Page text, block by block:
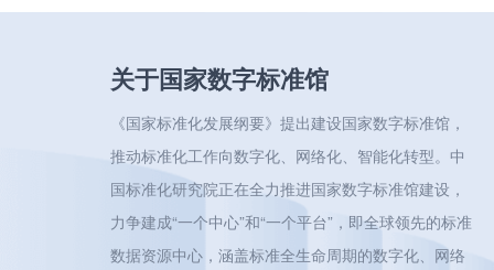
关于国家数字标准馆
《国家标准化发展纲要》提出建设国家数字标准馆，
推动标准化工作向数字化、网络化、智能化转型。中
国标准化研究院正在全力推进国家数字标准馆建设，
力争建成“一个中心”和“一个平台”，即全球领先的标准
数据资源中心，涵盖标准全生命周期的数字化、网络